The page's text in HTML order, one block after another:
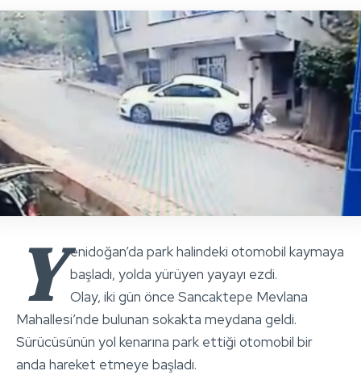
Y enidoğan’da park halindeki otomobil kaymaya
başladı, yolda yürüyen yayayı ezdi.
Olay, iki gün önce Sancaktepe Mevlana
Mahallesi’nde bulunan sokakta meydana geldi.
Sürücüsünün yol kenarına park ettiği otomobil bir
anda hareket etmeye başladı.